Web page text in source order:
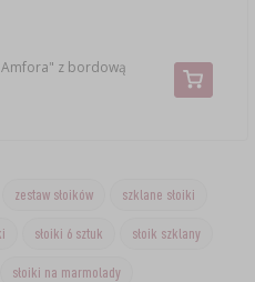
z bordową
zestaw słoików szklane słoiki
słoiki 6 sztuk słoik szklany
słoiki na marmolady